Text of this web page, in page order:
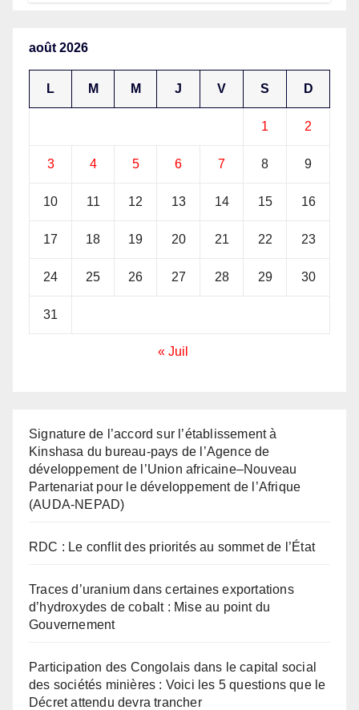
août 2026
L M M J V S D
1 2
3 4 5 6 7 8 9
10 11 12 13 14 15 16
17 18 19 20 21 22 23
24 25 26 27 28 29 30
31
« Juil
Signature de l’accord sur l’établissement à
Kinshasa du bureau-pays de l’Agence de
développement de l’Union africaine–Nouveau
Partenariat pour le développement de l’Afrique
(AUDA-NEPAD)
RDC : Le conflit des priorités au sommet de l’État
Traces d’uranium dans certaines exportations
d’hydroxydes de cobalt : Mise au point du
Gouvernement
Participation des Congolais dans le capital social
des sociétés minières : Voici les 5 questions que le
Décret attendu devra trancher